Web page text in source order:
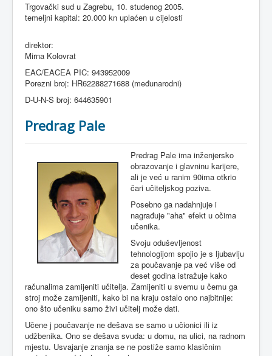
Trgovački sud u Zagrebu, 10. studenog 2005.
temeljni kapital: 20.000 kn uplaćen u cijelosti
direktor:
Mirna Kolovrat
EAC/EACEA PIC: 943952009
Porezni broj: HR62288271688 (međunarodni)
D-U-N-S broj: 644635901
Predrag Pale
Predrag Pale ima inženjersko
obrazovanje i glavninu karijere,
ali je već u ranim 90ima otkrio
čari učiteljskog poziva.
Posebno ga nadahnjuje i
nagrađuje "aha" efekt u očima
učenika.
Svoju oduševljenost
tehnologijom spojio je s ljubavlju
za poučavanje pa već više od
deset godina istražuje kako
računalima zamijeniti učitelja. Zamijeniti u svemu u čemu ga
stroj može zamijeniti, kako bi na kraju ostalo ono najbitnije:
ono što učeniku samo živi učitelj može dati.
Učene j poučavanje ne dešava se samo u učionici ili iz
udžbenika. Ono se dešava svuda: u domu, na ulici, na radnom
mjestu. Usvajanje znanja se ne postiže samo klasičnim